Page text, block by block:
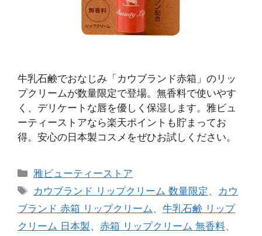
牛乳石鹸でおなじみ「カウブランド赤箱」のリッ
プクリームが数量限定で登場。無香料で使いやす
く、デリケートな唇を優しく保湿します。雅ビュ
ーティーストアなら楽天ポイントも貯まってお
得。安心の日本製コスメをぜひお試しください。
カ
テ
リ
ー
雅ビューティーストア
タ
グ
カウブランド リップクリーム 数量限定 、 カウ
ブランド 赤箱 リップクリーム 、 牛乳石鹸 リップ
クリーム 日本製、 赤箱 リップクリーム 無香料、